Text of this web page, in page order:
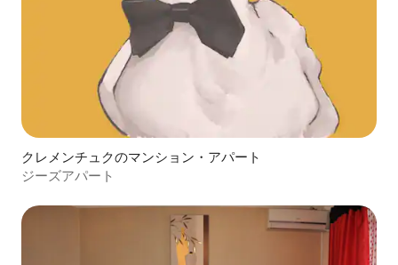
クレメンチュクのマンション・アパート
ジーズアパート